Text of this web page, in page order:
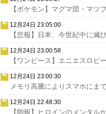
【ポケモン】マグマ団・マツ
12月24日 23:05:00
【悲報】日本、今世紀中に滅
12月24日 23:00:58
【ワンピース】エニエスロビ
12月24日 23:00:30
メモリ高騰によりスマホにま
12月24日 22:48:30
【朗報】ヒロインのメンタル